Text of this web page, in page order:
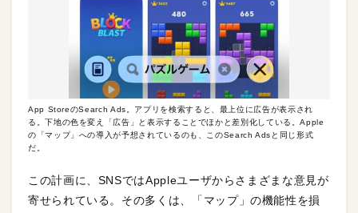
App StoreのSearch Ads。アプリを検索すると、最上位に広告が表示され
る。下地の色を変え「広告」と表示することでほかと差別化している。Apple
の「マップ」への導入が予想されているのも、このSearch Adsと同じ形式
だ。
この計画に、SNSではAppleユーザからさまざまな意見が
寄せられている。その多くは、「マップ」の機能性を損